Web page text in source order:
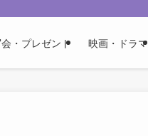
・プレゼント 映画・ドラマ